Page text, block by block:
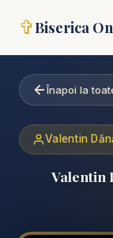
✞Biserica
Înapoi la
Valentin
Valentin